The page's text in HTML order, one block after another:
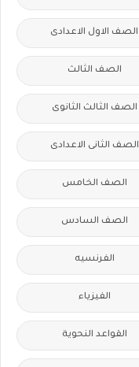
الصف الاول الاعدادى
الصف الثالث
الصف الثالث الثانوى
الصف الثانى الاعدادى
الصف الخامس
الصف السادس
الفرنسيه
الفيزياء
القواعد النحوية